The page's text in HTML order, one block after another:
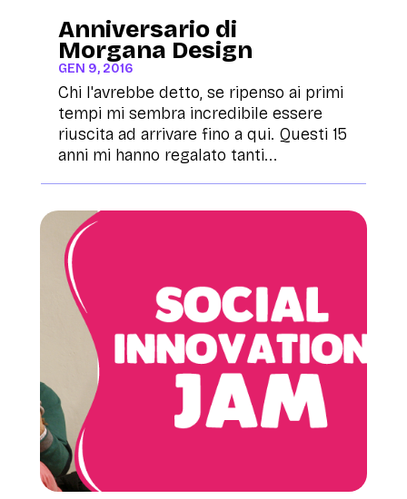
Anniversario di
Morgana Design
GEN 9, 2016
Chi l'avrebbe detto, se ripenso ai primi
tempi mi sembra incredibile essere
riuscita ad arrivare fino a qui. Questi 15
anni mi hanno regalato tanti...